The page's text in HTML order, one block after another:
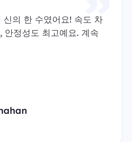
의 한 수였어요! 속도 차
안정성도 최고예요. 계속